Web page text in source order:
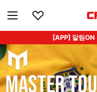
[APP] 알림ON